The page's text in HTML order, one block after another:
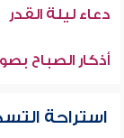
دعاء ليلة القدر
أذكار الصباح
استراحة